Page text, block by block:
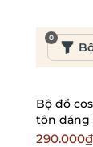
0
Bộ đồ
tôn dáng
290.000₫